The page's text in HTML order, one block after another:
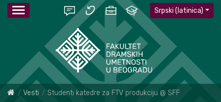
Srpski (latinica)
Vesti Studenti katedre za FTV produkciju @ SFF